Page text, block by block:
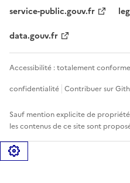
service-public.gouv.fr
data.gouv.fr
Accessibilité : totalement conforme
confidentialité Contribuer sur
Sauf mention explicite de
les contenus de ce site sont
Gérer les cookies